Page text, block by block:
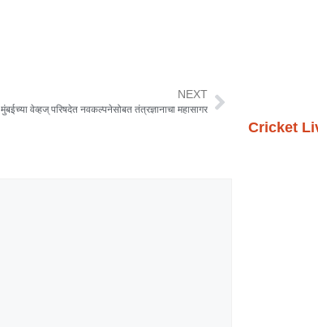
NEXT
मुंबईच्या वेव्हज् परिषदेत नवकल्पनेसोबत तंत्रज्ञानाचा महासागर
Cricket